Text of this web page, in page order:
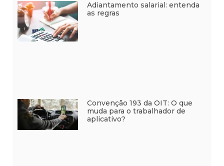
Adiantamento salarial: entenda
as regras
Convenção 193 da OIT: O que
muda para o trabalhador de
aplicativo?